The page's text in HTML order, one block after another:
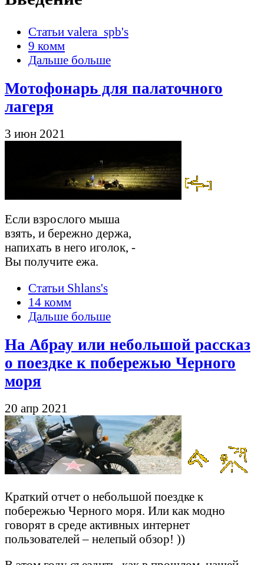
Статьи valera_spb's
9 комм
Дальше больше
Мотофонарь для палаточного
лагеря
3 июн 2021
Если взрослого мыша
взять, и бережно держа,
напихать в него иголок, -
Вы получите ежа.
Статьи Shlans's
14 комм
Дальше больше
На Абрау или небольшой рассказ
о поездке к побережью Черного
моря
20 апр 2021
Краткий отчет о небольшой поездке к
побережью Черного моря. Или как модно
говорят в среде активных интернет
пользователей – нелепый обзор! ))